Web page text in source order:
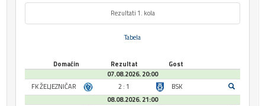
Rezultati 1. kola
Tabela
Domaćin Rezultat
Gost
07.08.2026. 20:00
FK ŽELJEZNIČAR
2 : 1
BSK
08.08.2026. 21:00